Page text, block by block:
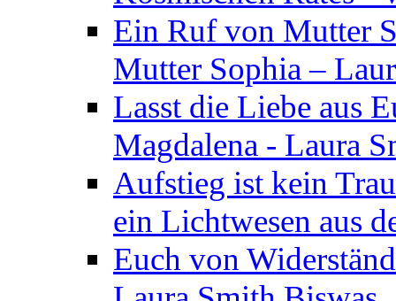
Ein Ruf von Mutter
Mutter Sophia –
Lasst die Liebe aus
Magdalena - Laura
Aufstieg ist kein
ein Lichtwesen aus
Euch von